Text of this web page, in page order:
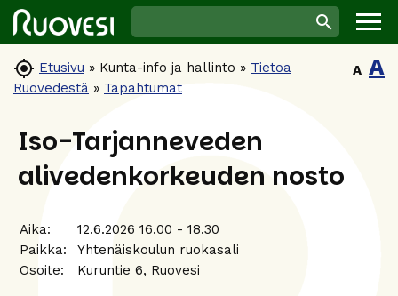
 Etusivu » Kunta-info ja hallinto » Tietoa
Ruovedestä » Tapahtumat
A A
Iso-Tarjanneveden
alivedenkorkeuden nosto
Aika:
12.6.2026 16.00 - 18.30
Paikka:
Yhtenäiskoulun ruokasali
Osoite:
Kuruntie 6, Ruovesi